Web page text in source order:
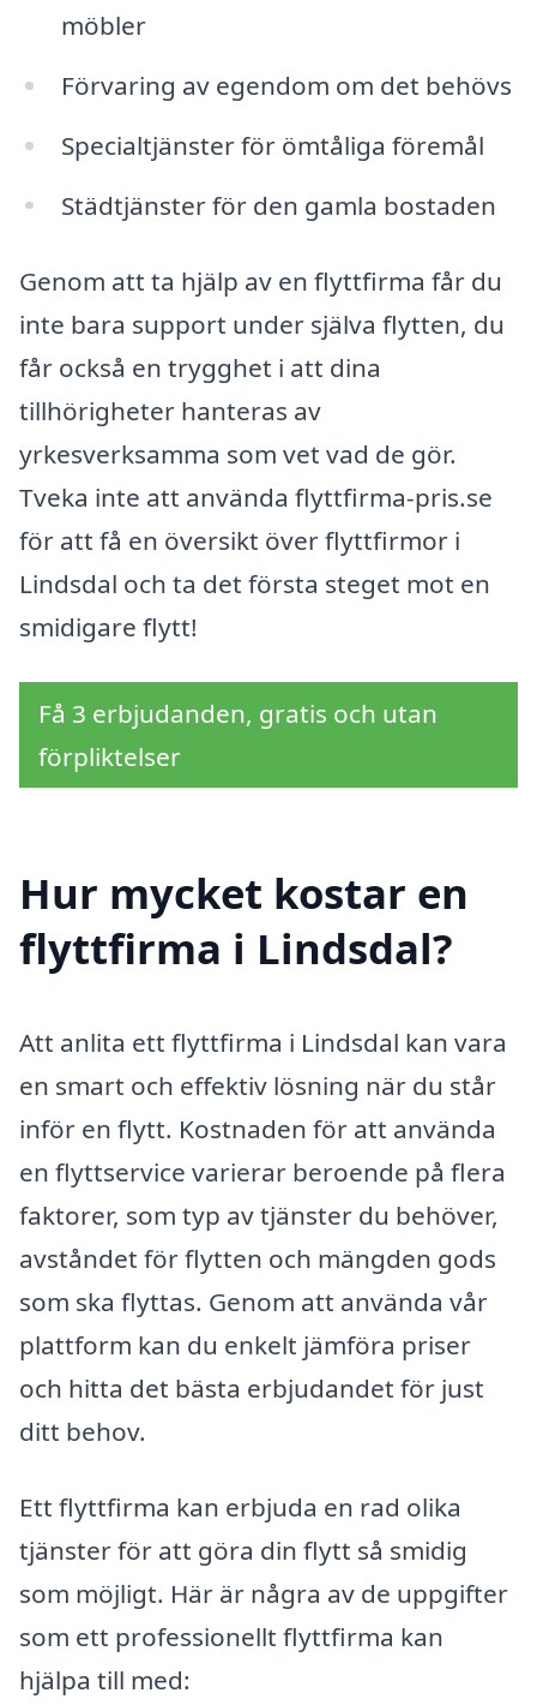
möbler
Förvaring av egendom om det behövs
Specialtjänster för ömtåliga föremål
Städtjänster för den gamla bostaden
Genom att ta hjälp av en flyttfirma får du
inte bara support under själva flytten, du
får också en trygghet i att dina
tillhörigheter hanteras av
yrkesverksamma som vet vad de gör.
Tveka inte att använda flyttfirma-pris.se
för att få en översikt över flyttfirmor i
Lindsdal och ta det första steget mot en
smidigare flytt!
Få 3 erbjudanden, gratis och utan
förpliktelser
Hur mycket kostar en
flyttfirma i Lindsdal?
Att anlita ett flyttfirma i Lindsdal kan vara
en smart och effektiv lösning när du står
inför en flytt. Kostnaden för att använda
en flyttservice varierar beroende på flera
faktorer, som typ av tjänster du behöver,
avståndet för flytten och mängden gods
som ska flyttas. Genom att använda vår
plattform kan du enkelt jämföra priser
och hitta det bästa erbjudandet för just
ditt behov.
Ett flyttfirma kan erbjuda en rad olika
tjänster för att göra din flytt så smidig
som möjligt. Här är några av de uppgifter
som ett professionellt flyttfirma kan
hjälpa till med: